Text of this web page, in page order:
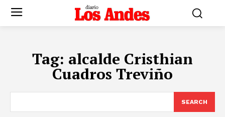
Tag: alcalde Cristhian
Cuadros Treviño
SEARCH